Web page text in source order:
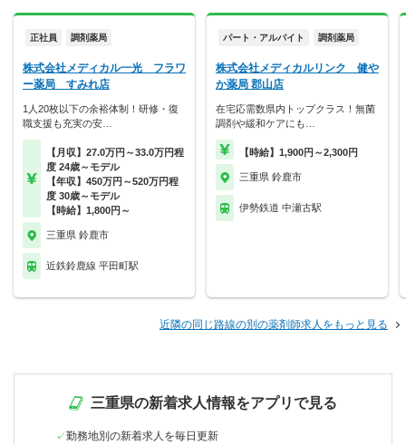
正社員 調剤薬局
株式会社メディカル一光 フラワ
ー薬局 すみれ店
1人20枚以下の余裕体制！研修・復
職支援も充実の安…
【月収】27.0万円～33.0万円程
度 24歳～モデル
【年収】450万円～520万円程
度 30歳～モデル
【時給】1,800円～
三重県 鈴鹿市
近鉄鈴鹿線 平田町駅
パート・アルバイト 調剤薬局
株式会社メディカルリンク 健や
か薬局 郡山店
在宅応需数県内トップクラス！無菌
調剤や緩和ケアにも…
【時給】1,900円～2,300円
三重県 鈴鹿市
伊勢鉄道 中瀬古駅
近隣の同じ路線の別の薬剤師求人をもっと見る
三重県の新着求人情報をアプリで見る
勤務地別の新着求人を毎日更新